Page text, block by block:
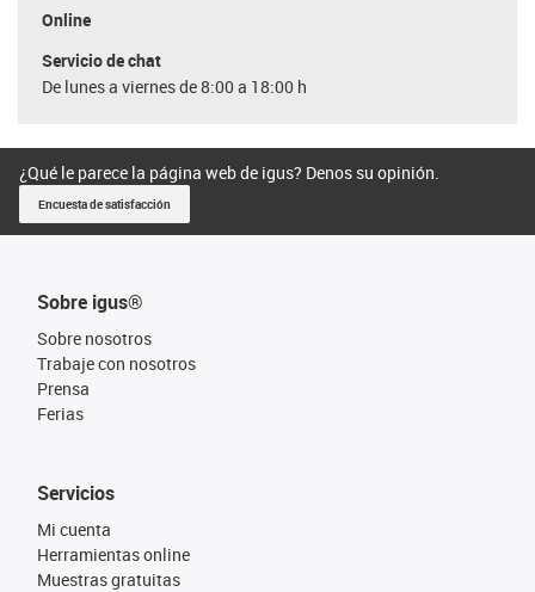
Online
Servicio de chat
De lunes a viernes de 8:00 a 18:00 h
¿Qué le parece la página web de igus? Denos su opinión.
Encuesta de satisfacción
Sobre igus®
Sobre nosotros
Trabaje con nosotros
Prensa
Ferias
Servicios
Mi cuenta
Herramientas online
Muestras gratuitas